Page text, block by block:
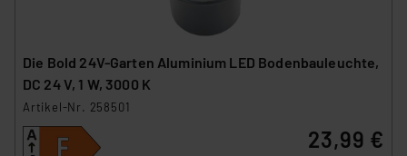
Die Bold 24V-Garten Aluminium LED Bodenbauleuchte,
DC 24 V, 1 W, 3000 K
Artikel-Nr. 258501
23,99 €